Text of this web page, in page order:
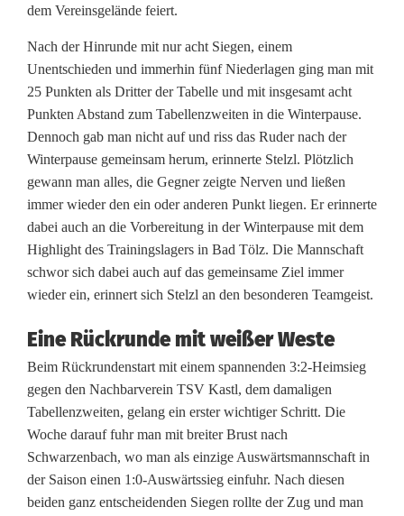
h
t
e
n
I
m
m
e
n
r
e
u
t
h
e
dem Vereinsgelände feiert.
Nach der Hinrunde mit nur acht Siegen, einem
Unentschieden und immerhin fünf Niederlagen ging man mit
25 Punkten als Dritter der Tabelle und mit insgesamt acht
Punkten Abstand zum Tabellenzweiten in die Winterpause.
Dennoch gab man nicht auf und riss das Ruder nach der
Winterpause gemeinsam herum, erinnerte Stelzl. Plötzlich
gewann man alles, die Gegner zeigte Nerven und ließen
immer wieder den ein oder anderen Punkt liegen. Er erinnerte
dabei auch an die Vorbereitung in der Winterpause mit dem
Highlight des Trainingslagers in Bad Tölz. Die Mannschaft
schwor sich dabei auch auf das gemeinsame Ziel immer
wieder ein, erinnert sich Stelzl an den besonderen Teamgeist.
Eine Rückrunde mit weißer Weste
Beim Rückrundenstart mit einem spannenden 3:2-Heimsieg
gegen den Nachbarverein TSV Kastl, dem damaligen
Tabellenzweiten, gelang ein erster wichtiger Schritt. Die
Woche darauf fuhr man mit breiter Brust nach
Schwarzenbach, wo man als einzige Auswärtsmannschaft in
der Saison einen 1:0-Auswärtssieg einfuhr. Nach diesen
beiden ganz entscheidenden Siegen rollte der Zug und man